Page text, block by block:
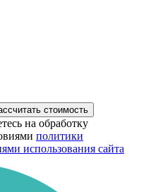
стоимость
на обработку
политики
использования сайта